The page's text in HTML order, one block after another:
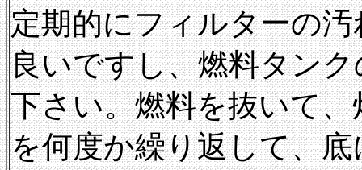
定期的にフィルターの
良いですし、燃料タン
下さい。燃料を抜いて
を何度か繰り返して、